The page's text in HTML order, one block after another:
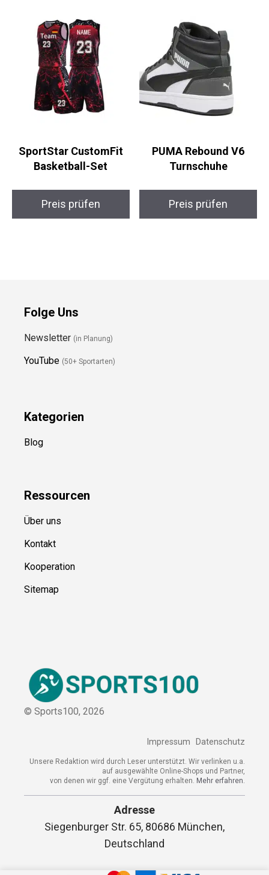
SportStar CustomFit
Basketball-Set
Preis prüfen
PUMA Rebound V6
Turnschuhe
Preis prüfen
Folge Uns
Newsletter (in Planung)
YouTube (50+ Sportarten)
Kategorien
Blog
Ressourcen
Über uns
Kontakt
Kooperation
Sitemap
© Sports100, 2026
Impressum Datenschutz
Unsere Redaktion wird durch Leser unterstützt. Wir verlinken u.a.
auf ausgewählte Online-Shops und Partner,
von denen wir ggf. eine Vergütung erhalten. Mehr erfahren.
Adresse
Siegenburger Str. 65, 80686 München,
Deutschland